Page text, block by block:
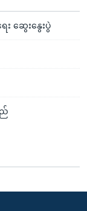
ဆွေးနွေးပွဲ
ည်